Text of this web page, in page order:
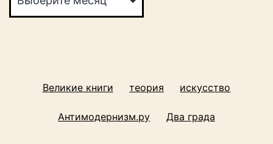
Великие книги теория искусство
Антимодернизм.ру Два града